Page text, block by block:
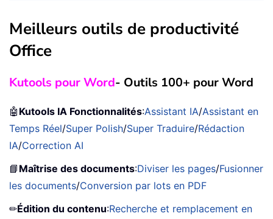
Meilleurs outils de productivité
Office
Kutools pour Word- Outils 100+ pour Word
🤖 Kutools IA Fonctionnalités:Assistant IA/Assistant en
Temps Réel/Super Polish/Super Traduire/Rédaction
IA/Correction AI
📘 Maîtrise des documents:Diviser les pages/Fusionner
les documents/Conversion par lots en PDF
✏Édition du contenu:Recherche et remplacement en